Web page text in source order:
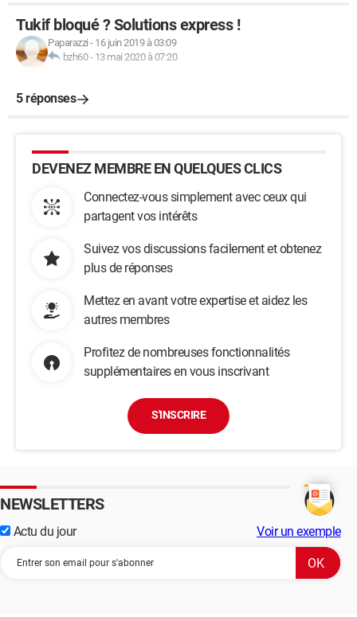
Tukif bloqué ? Solutions express !
Paparazzi - 16 juin 2019 à 03:09
bzh60- 13 mai 2020 à 07:20
5 réponses
DEVENEZ MEMBRE EN QUELQUES CLICS
Connectez-vous simplement avec ceux qui
partagent vos intérêts
Suivez vos discussions facilement et obtenez
plus de réponses
Mettez en avant votre expertise et aidez les
autres membres
Profitez de nombreuses fonctionnalités
supplémentaires en vous inscrivant
S'INSCRIRE
NEWSLETTERS
Actu du jour Voir un exemple